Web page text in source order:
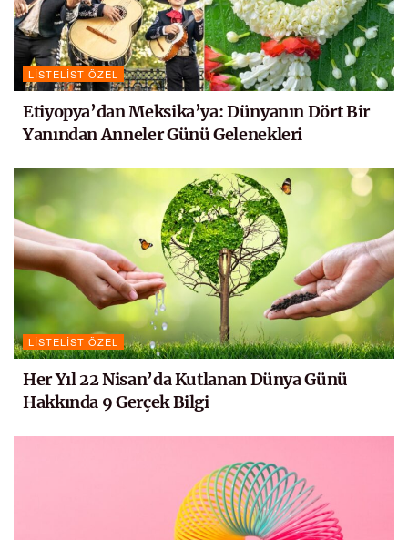
LISTELIST ÖZEL
Etiyopya’dan Meksika’ya: Dünyanın Dört Bir
Yanından Anneler Günü Gelenekleri
LISTELIST ÖZEL
Her Yıl 22 Nisan’da Kutlanan Dünya Günü
Hakkında 9 Gerçek Bilgi